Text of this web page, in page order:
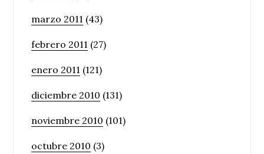
marzo 2011 (43)
febrero 2011 (27)
enero 2011 (121)
diciembre 2010 (131)
noviembre 2010 (101)
octubre 2010 (3)